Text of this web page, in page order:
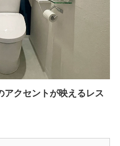
アクセントが映えるレス